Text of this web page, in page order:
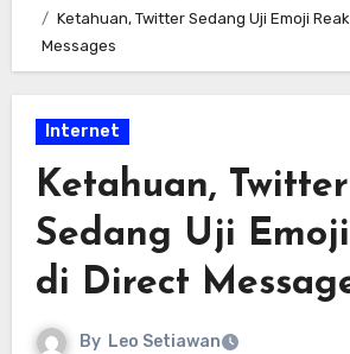
Ketahuan, Twitter Sedang Uji Emoji
Messages
Internet
Ketahuan, Twitter
Sedang Uji
di Direct
By Leo Setiawan